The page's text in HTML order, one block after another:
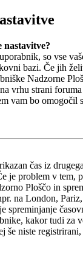
nastavitve?
so vse
bazi. Če jih
Nadzorne
vrhu strani
vam bo omogočil
čas iz
je problem v tem,
Ploščo in
na London,
spreminjanje
kakor tudi za
še niste